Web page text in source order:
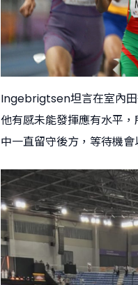
Ingebrigtsen坦言在室內
他有感未能發揮應有水平
中一直留守後方，等待機